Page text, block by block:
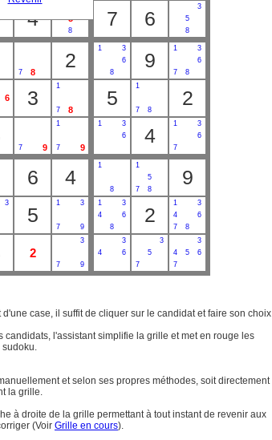
4 5
8
7 6
3
5
8
7 8
2
1
3
6
8
9
1
3
6
7
8
6 3
1
7 8
5
1
7 8
2
7 9
1
7 9
1
3
6
4
1
3
6
7
6 4
1
8
1
5
7
8
9
3
5
1 3
7 9
1
3
4
6
8
2
1
3
4
6
7
8
2
3
7 9
3
4
6
3
5
7
3
4
5
6
7
case, il suffit de cliquer sur le candidat et faire son choix
candidats, l'assistant simplifie la grille et met en rouge les
sudoku.
et selon ses propres méthodes, soit directement
la grille.
à droite de la grille permettant à tout instant de revenir aux
(Voir Grille en cours).